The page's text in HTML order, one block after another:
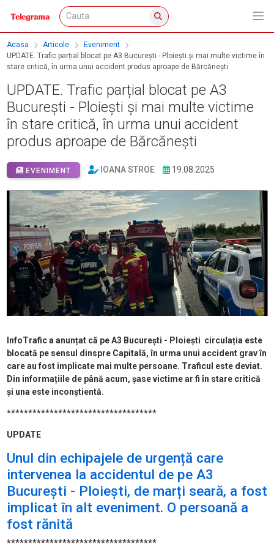
Acasa Articole
Eveniment
UPDATE. Trafic parțial blocat pe A3 București - Ploiești și mai multe victime în
stare critică, în urma unui accident produs aproape de Bărcănești
UPDATE. Trafic parțial blocat pe A3
București - Ploiești și mai multe victime
în stare critică, în urma unui accident
produs aproape de Bărcănești
EVENIMENT IOANA STROE 19.08.2025
InfoTrafic a anunțat că pe A3 București - Ploiești circulația este
blocată pe sensul dinspre Capitală, în urma unui accident grav în
care au fost implicate mai multe persoane. Traficul este deviat.
Din informațiile de până acum, șase victime ar fi în stare critică
și una este inconștientă.
***********************************
UPDATE
Unul din echipajele de urgență care
intervenea la accidentul de pe A3
București - Ploiești, de marți seară, a fost
implicat în alt eveniment. O persoană a
fost rănită
***********************************